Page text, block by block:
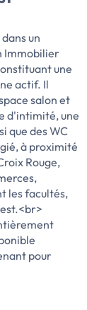
un
Immobilier
une
actif. Il
salon et
d'intimité, une
que des WC
à proximité
Rouge,
les facultés,
pour